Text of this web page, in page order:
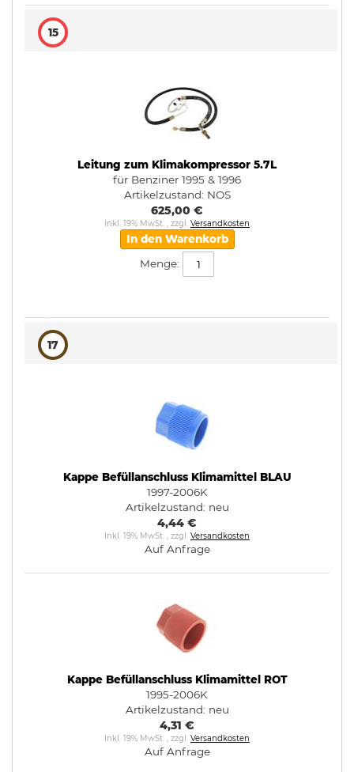
15
Leitung zum Klimakompressor 5.7L
für Benziner 1995 & 1996
Artikelzustand: NOS
625,00 €
Inkl. 19% MwSt. , zzgl. Versandkosten
In den Warenkorb
Menge:
17
Kappe Befüllanschluss Klimamittel BLAU
1997-2006K
Artikelzustand: neu
4,44 €
Inkl. 19% MwSt. , zzgl. Versandkosten
Auf Anfrage
Kappe Befüllanschluss Klimamittel ROT
1995-2006K
Artikelzustand: neu
4,31 €
Inkl. 19% MwSt. , zzgl. Versandkosten
Auf Anfrage